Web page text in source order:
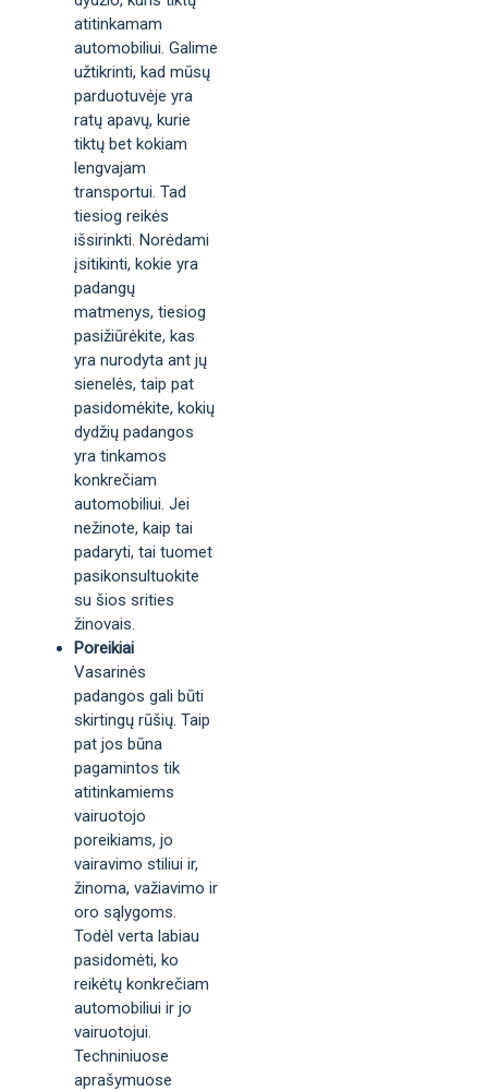
atitinkamam
automobiliui. Galime
užtikrinti, kad mūsų
parduotuvėje yra
ratų apavų, kurie
tiktų bet kokiam
lengvajam
transportui. Tad
tiesiog reikės
išsirinkti. Norėdami
įsitikinti, kokie yra
padangų
matmenys, tiesiog
pasižiūrėkite, kas
yra nurodyta ant jų
sienelės, taip pat
pasidomėkite, kokių
dydžių padangos
yra tinkamos
konkrečiam
automobiliui. Jei
nežinote, kaip tai
padaryti, tai tuomet
pasikonsultuokite
su šios srities
žinovais.
Poreikiai
Vasarinės
padangos gali būti
skirtingų rūšių. Taip
pat jos būna
pagamintos tik
atitinkamiems
vairuotojo
poreikiams, jo
vairavimo stiliui ir,
žinoma, važiavimo ir
oro sąlygoms.
Todėl verta labiau
pasidomėti, ko
reikėtų konkrečiam
automobiliui ir jo
vairuotojui.
Techniniuose
aprašymuose